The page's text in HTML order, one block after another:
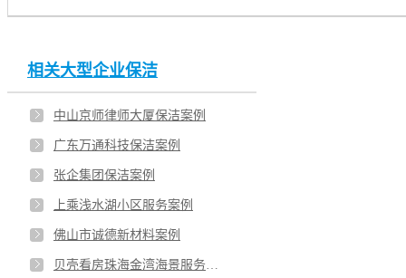
中山明捷清洁评价保洁服务的三个标准
中山保洁服务选哪家保洁公司？
相关大型企业保洁
中山京师律师大厦保洁案例
广东万通科技保洁案例
张企集团保洁案例
上乘浅水湖小区服务案例
佛山市诚德新材料案例
贝壳看房珠海金湾海景服务案例